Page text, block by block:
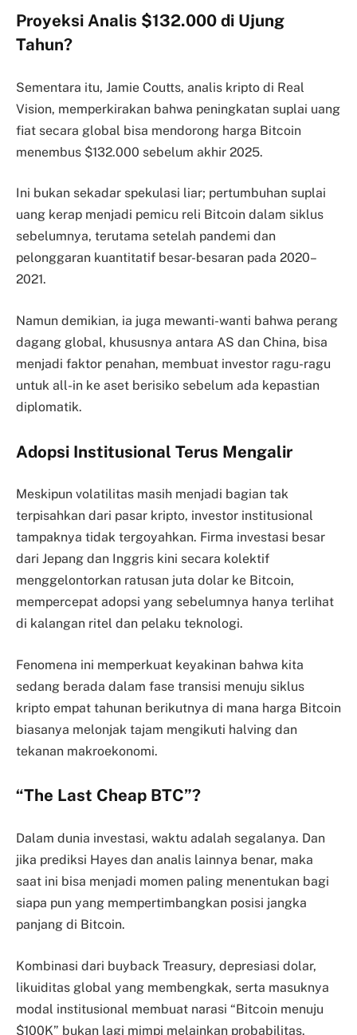
Proyeksi Analis $132.000 di Ujung
Tahun?
Sementara itu, Jamie Coutts, analis kripto di Real
Vision, memperkirakan bahwa peningkatan suplai uang
fiat secara global bisa mendorong harga Bitcoin
menembus $132.000 sebelum akhir 2025.
Ini bukan sekadar spekulasi liar; pertumbuhan suplai
uang kerap menjadi pemicu reli Bitcoin dalam siklus
sebelumnya, terutama setelah pandemi dan
pelonggaran kuantitatif besar-besaran pada 2020–
2021.
Namun demikian, ia juga mewanti-wanti bahwa perang
dagang global, khususnya antara AS dan China, bisa
menjadi faktor penahan, membuat investor ragu-ragu
untuk all-in ke aset berisiko sebelum ada kepastian
diplomatik.
Adopsi Institusional Terus Mengalir
Meskipun volatilitas masih menjadi bagian tak
terpisahkan dari pasar kripto, investor institusional
tampaknya tidak tergoyahkan. Firma investasi besar
dari Jepang dan Inggris kini secara kolektif
menggelontorkan ratusan juta dolar ke Bitcoin,
mempercepat adopsi yang sebelumnya hanya terlihat
di kalangan ritel dan pelaku teknologi.
Fenomena ini memperkuat keyakinan bahwa kita
sedang berada dalam fase transisi menuju siklus
kripto empat tahunan berikutnya di mana harga Bitcoin
biasanya melonjak tajam mengikuti halving dan
tekanan makroekonomi.
“The Last Cheap BTC”?
Dalam dunia investasi, waktu adalah segalanya. Dan
jika prediksi Hayes dan analis lainnya benar, maka
saat ini bisa menjadi momen paling menentukan bagi
siapa pun yang mempertimbangkan posisi jangka
panjang di Bitcoin.
Kombinasi dari buyback Treasury, depresiasi dolar,
likuiditas global yang membengkak, serta masuknya
modal institusional membuat narasi “Bitcoin menuju
$100K” bukan lagi mimpi melainkan probabilitas.